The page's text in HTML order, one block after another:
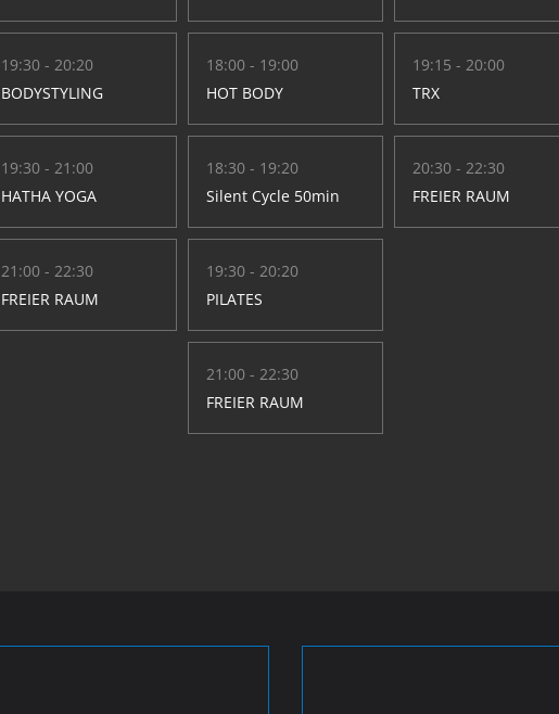
19:30 - 20:20
BODYSTYLING
19:30 - 21:00
HATHA YOGA
21:00 - 22:30
FREIER RAUM
18:00 - 19:00
HOT BODY
18:30 - 19:20
Silent Cycle 50min
19:30 - 20:20
PILATES
21:00 - 22:30
FREIER RAUM
19:15 - 20:00
TRX
20:30 - 22:30
FREIER RAUM